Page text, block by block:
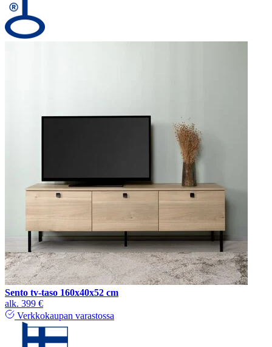
Sento tv-taso 160x40x52 cm
alk. 399 €
Verkkokaupan varastossa